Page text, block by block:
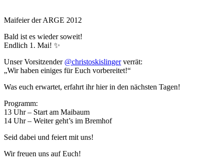
Maifeier der ARGE 2012
Bald ist es wieder soweit!
Endlich 1. Mai! ✨
Unser Vorsitzender @christoskislingerverrät:
„Wir haben einiges für Euch vorbereitet!“
Was euch erwartet, erfahrt ihr hier in den nächsten Tagen!
Programm:
13 Uhr – Start am Maibaum
14 Uhr – Weiter geht’s im Bremhof
Seid dabei und feiert mit uns!
Wir freuen uns auf Euch!